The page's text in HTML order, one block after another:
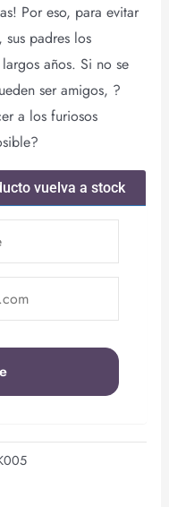
Por eso, para evitar
padres los
años. Si no se
ser amigos, ?
a los furiosos
vuelva a stock